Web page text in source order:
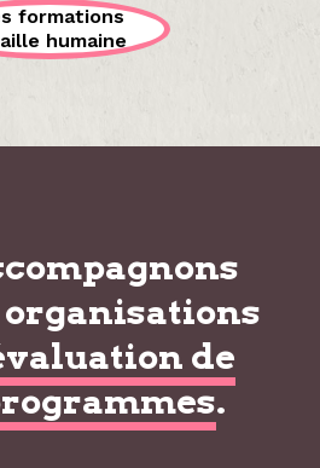
formations
humaine
organisations
de
.